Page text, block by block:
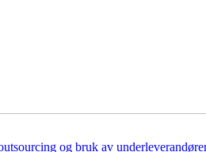
og bruk av